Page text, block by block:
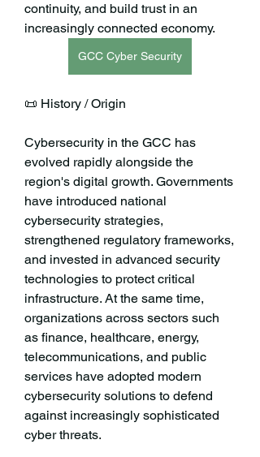
continuity, and build trust in an
increasingly connected economy.
GCC Cyber Security
📜 History / Origin
Cybersecurity in the GCC has
evolved rapidly alongside the
region's digital growth. Governments
have introduced national
cybersecurity strategies,
strengthened regulatory frameworks,
and invested in advanced security
technologies to protect critical
infrastructure. At the same time,
organizations across sectors such
as finance, healthcare, energy,
telecommunications, and public
services have adopted modern
cybersecurity solutions to defend
against increasingly sophisticated
cyber threats.